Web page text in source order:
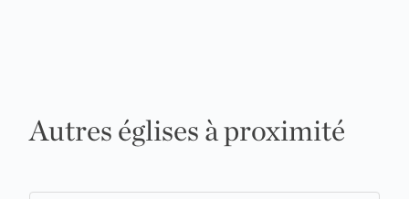
Autres églises à proximité